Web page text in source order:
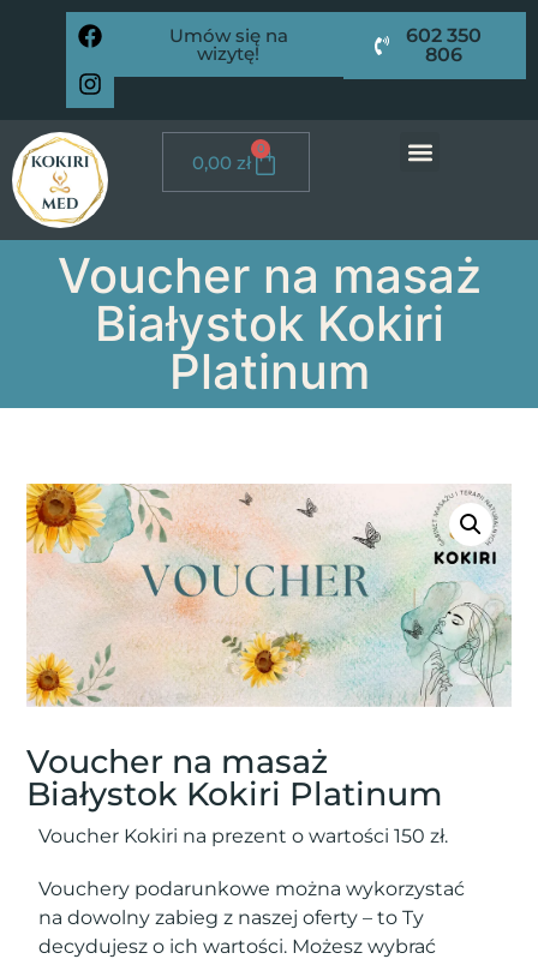
Umów się na
wizytę!
602 350
806
0,00zł
0
Voucher na masaż
Białystok Kokiri
Platinum
Voucher na masaż
Białystok Kokiri Platinum
Voucher Kokiri na prezent o wartości 150 zł.
Vouchery podarunkowe można wykorzystać
na dowolny zabieg z naszej oferty – to Ty
decydujesz o ich wartości. Możesz wybrać